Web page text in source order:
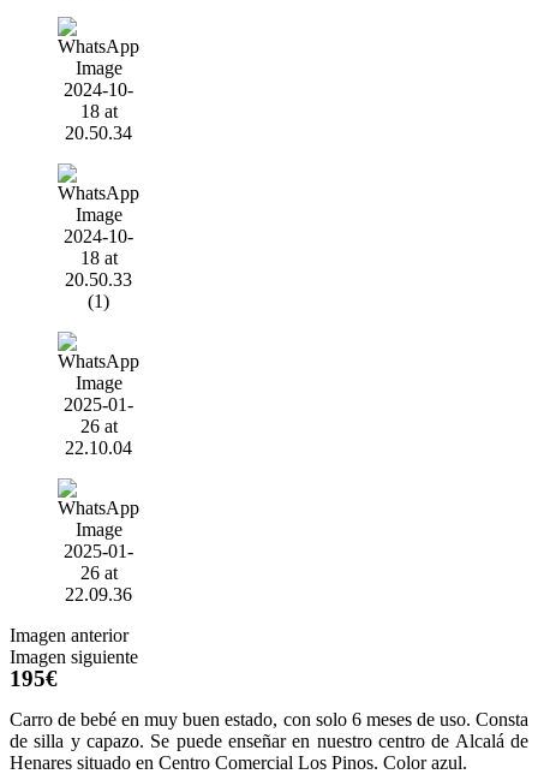
Imagen anterior
Imagen siguiente
195€
Carro de bebé en muy buen estado, con solo 6 meses de uso. Consta
de silla y capazo. Se puede enseñar en nuestro centro de Alcalá de
Henares situado en Centro Comercial Los Pinos. Color azul.